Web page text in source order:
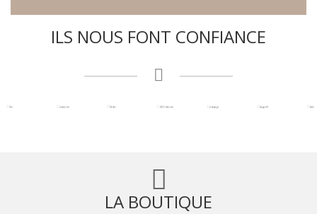
ILS NOUS FONT CONFIANCE
LA BOUTIQUE